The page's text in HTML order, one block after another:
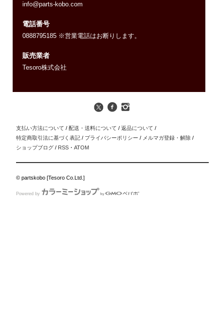
info@parts-kobo.com
電話番号
0888795185 ※営業電話はお断りします。
販売業者
Tesoro株式会社
支払い方法について / 配送・送料について / 返品について /
特定商取引法に基づく表記 / プライバシーポリシー / メルマガ登録・解除 /
ショップブログ / RSS ・ATOM
© partskobo [Tesoro Co.Ltd.]
Powered by